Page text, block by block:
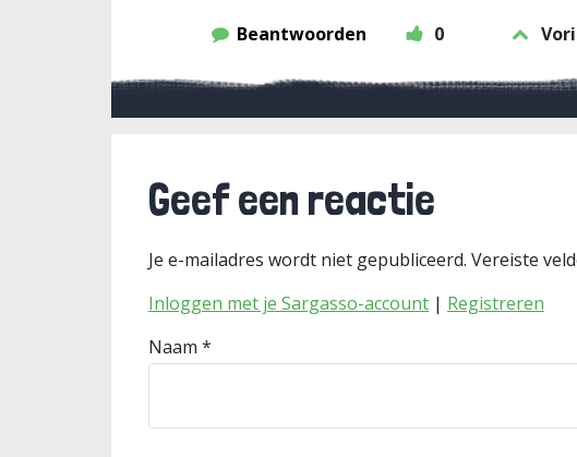
Beantwoorden 0
Geef een reactie
Je e-mailadres wordt niet gepubliceerd. Vereiste
Inloggen met je Sargasso-account | Registreren
Naam *